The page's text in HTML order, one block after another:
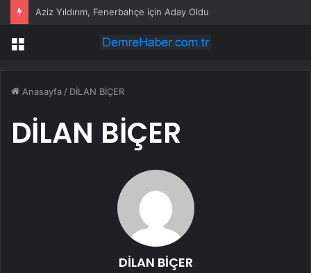
Aziz Yıldırım, Fenerbahçe için Aday Oldu
Menü
Anasayfa / DİLAN BİÇER
DİLAN BİÇER
DİLAN BİÇER